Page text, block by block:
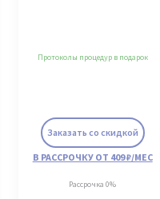
Заказать со скидкой
Протоколы процедур в подарок
В РАССРОЧКУ ОТ 409 ₽/МЕС
Рассрочка 0%